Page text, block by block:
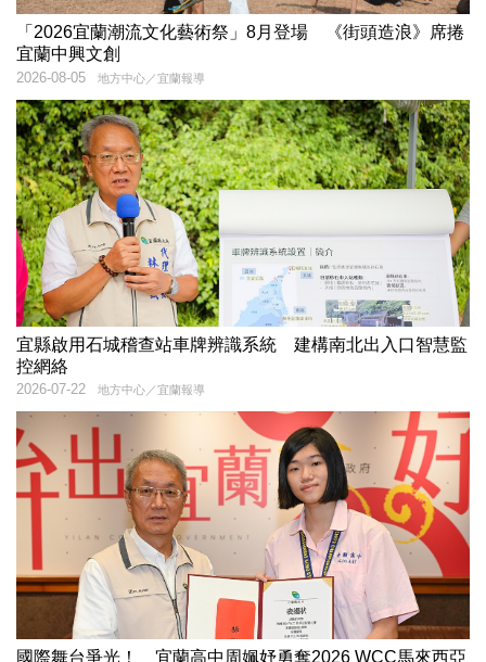
「2026宜蘭潮流文化藝術祭」8月登場 《街頭造浪》席捲
宜蘭中興文創
地方中心／宜蘭報導
2026-08-05
宜縣啟用石城稽查站車牌辨識系統 建構南北出入口智慧監
控網絡
地方中心／宜蘭報導
2026-07-22
國際舞台爭光！ 宜蘭高中周姵妤勇奪2026 WCC馬來西亞